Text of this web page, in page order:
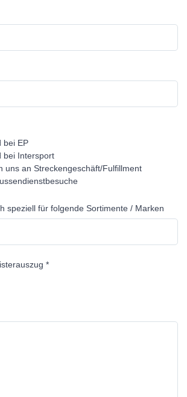
bei EP
bei Intersport
uns an Streckengeschäft/Fulfillment
speziell für folgende Sortimente / Marken
*